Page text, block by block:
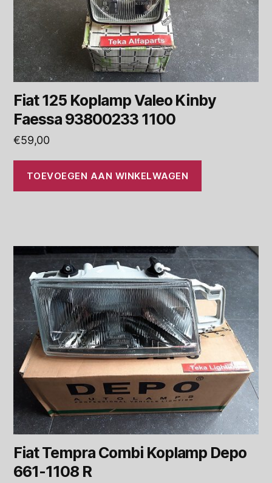
Fiat 125 Koplamp Valeo Kinby
Faessa 93800233 1100
€59,00
TOEVOEGEN AAN WINKELWAGEN
Fiat Tempra Combi Koplamp Depo
661-1108 R